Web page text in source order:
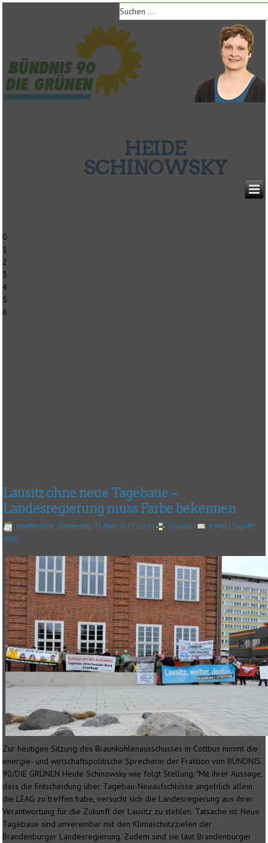
HEIDE
SCHINOWSKY
0
1
2
3
4
5
6
Lausitz ohne neue Tagebaue –
Landesregierung muss Farbe bekennen
Veröffentlicht: Donnerstag, 23. März 2017 15:59 | Drucken | E-Mail | Zugriffe:
4916
Zur heutigen Sitzung des Braunkohlenausschusses in Cottbus nimmt die
energie- und wirtschaftspolitische Sprecherin der Fraktion von BÜNDNIS
90/DIE GRÜNEN Heide Schinowsky wie folgt Stellung: "Mit ihrer Aussage,
dass die Entscheidung über Tagebau-Neuaufschlüsse angeblich allein
die LEAG zu treffen habe, versucht sich die Landesregierung aus ihrer
Verantwortung für die Zukunft der Lausitz zu stehlen. Tatsache ist: Neue
Tagebaue sind unvereinbar mit den Klimaschutzzielen der
Brandenburger Landesregierung. Zudem sind sie laut Brandenburger